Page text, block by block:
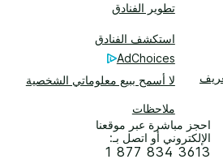
تطوير الفنادق
استكشف الفنادق
AdChoices
لا أسمح ببيع معلوماتي الشخصية
ملاحظات
احجز مباشرة عبر موقعنا
الإلكتروني أو اتصل بـ:
1 877 834 3613